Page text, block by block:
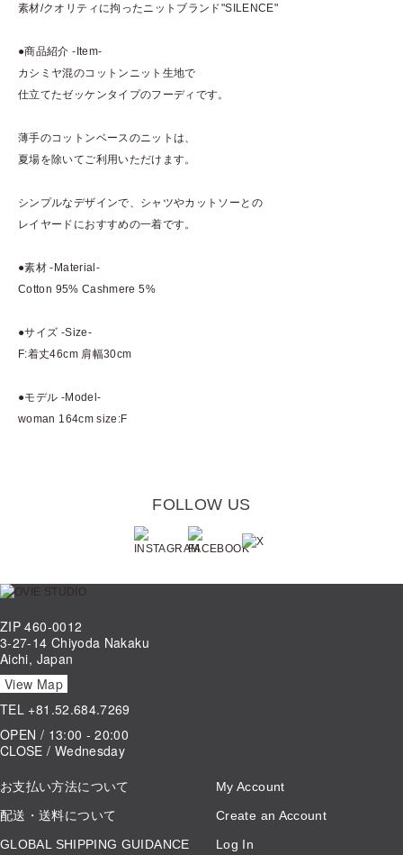
素材/クオリティに拘ったニットブランド"SILENCE"
●商品紹介 -Item-
カシミヤ混のコットンニット生地で
仕立てたゼッケンタイプのフーディです。
薄手のコットンベースのニットは、
夏場を除いてご利用いただけます。
シンプルなデザインで、シャツやカットソーとの
レイヤードにおすすめの一着です。
●素材 -Material-
Cotton 95% Cashmere 5%
●サイズ -Size-
F:着丈46cm 肩幅30cm
●モデル -Model-
woman 164cm size:F
FOLLOW US
ZIP 460-0012
3-27-14 Chiyoda Nakaku
Aichi, Japan
View Map
TEL +81.52.684.7269
OPEN / 13:00 - 20:00
CLOSE / Wednesday
お支払い方法について
配送・送料について
GLOBAL SHIPPING GUIDANCE
My Account
Create an Account
Log In